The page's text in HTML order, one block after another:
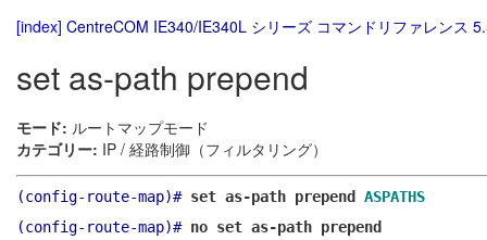
[index] CentreCOM IE340/IE340L シリーズ コマンドリファレンス
set as-path prepend
モード: ルートマップモード
カテゴリー: IP / 経路制御（フィルタリング）
(config-route-map)# set as-path prepend ASPATHS
(config-route-map)# no set as-path prepend